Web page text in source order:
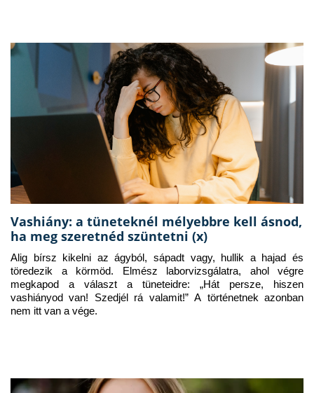
Vashiány: a tüneteknél mélyebbre kell ásnod,
ha meg szeretnéd szüntetni (x)
Alig bírsz kikelni az ágyból, sápadt vagy, hullik a hajad és
töredezik a körmöd. Elmész laborvizsgálatra, ahol végre
megkapod a választ a tüneteidre: „Hát persze, hiszen
vashiányod van! Szedjél rá valamit!” A történetnek azonban
nem itt van a vége.